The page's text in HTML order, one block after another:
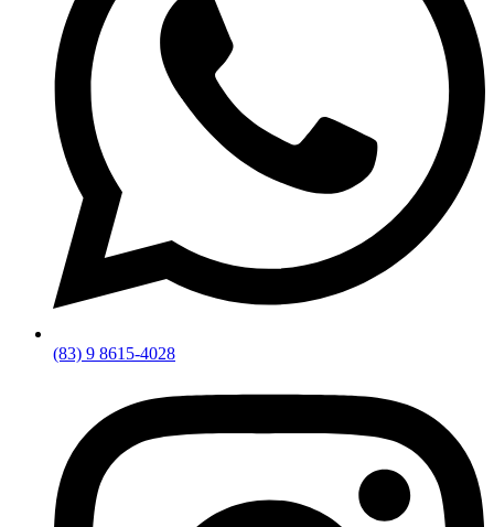
(83) 9 8615-4028